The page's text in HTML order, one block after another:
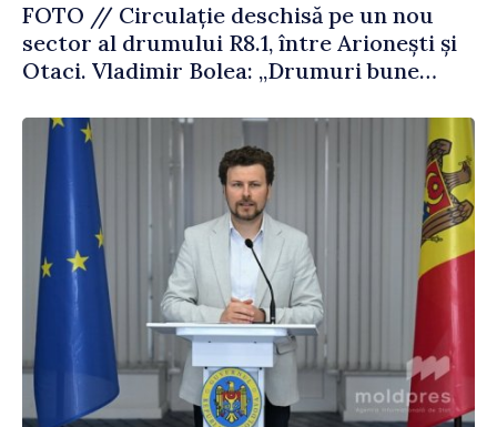
FOTO // Circulație deschisă pe un nou
sector al drumului R8.1, între Arionești și
Otaci. Vladimir Bolea: „Drumuri bune
economici și cetățenilor”